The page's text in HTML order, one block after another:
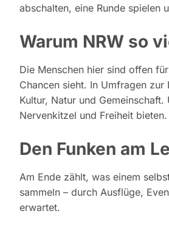
abschalten, eine Runde spielen
Warum NRW so
Die Menschen hier sind offen
Chancen sieht. In Umfragen
Kultur, Natur und
Nervenkitzel und Freiheit bieten.
Den Funken am
Am Ende zählt, was einem
sammeln – durch Ausflüge,
erwartet.